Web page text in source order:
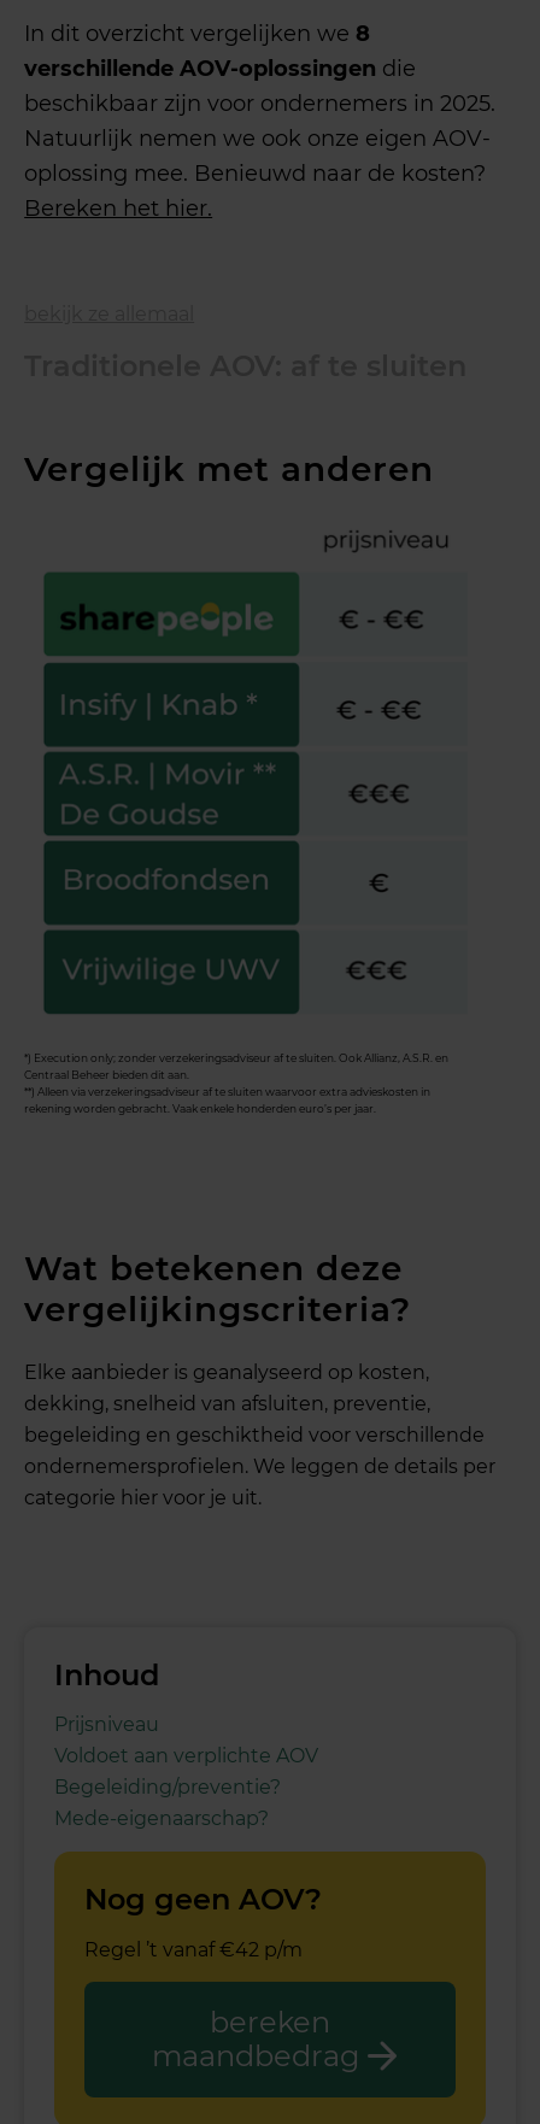
In dit overzicht vergelijken we 8
verschillende AOV-oplossingen die
beschikbaar zijn voor ondernemers in 2025.
Natuurlijk nemen we ook onze eigen AOV-
oplossing mee. Benieuwd naar de kosten?
Bereken het hier.
Allianz|ASR | Centraal Beheer | De Goudse
Innovatieve AOV: ook af te
sluiten zonder
verzekeringsadviseur
SharePeople
Broodfonds&andere
schenkkringen
Broodfonds|SamSam Kring | Zelfstandig
Ondernemers
Via de overheid (UWV)
UWV WIA-verlenging– Vrijwillige
Zelf sparen
Daarnaast bekijken we zelf sparenals
Vergelijk met anderen
*) Execution only; zonder verzekeringsadviseur af te sluiten. Ook Allianz, A.S.R. en
Centraal Beheer bieden dit aan.
**) Alleen via verzekeringsadviseur af te sluiten waarvoor extra advieskosten in
rekening worden gebracht. Vaak enkele honderden euro’s per jaar.
Wat betekenen deze
vergelijkingscriteria?
Elke aanbieder is geanalyseerd op kosten,
dekking, snelheid van afsluiten, preventie,
begeleiding en geschiktheid voor verschillende
ondernemersprofielen. We leggen de details per
categorie hier voor je uit.
Inhoud
Prijsniveau
Voldoet aan verplichte AOV
Begeleiding/preventie?
Mede-eigenaarschap?
Nog geen AOV?
Regel ’t vanaf €42 p/m
bereken
maandbedrag